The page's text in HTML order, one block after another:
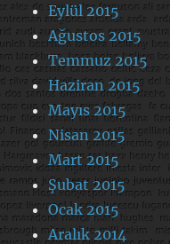
Eylül 2015
Ağustos 2015
Temmuz 2015
Haziran 2015
Mayıs 2015
Nisan 2015
Mart 2015
Şubat 2015
Ocak 2015
Aralık 2014